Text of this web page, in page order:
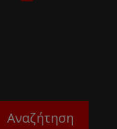
Αναζήτηση